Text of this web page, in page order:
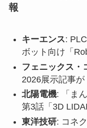
報
キーエンス:
ボット向け「
フェニックス・
2026展示記事
北陽電機: 「ま
第3話「3D
東洋技研: コネ